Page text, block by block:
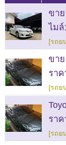
ขาย
ไมล์
[รถย
ขาย
ราค
[รถย
รา
[รถย